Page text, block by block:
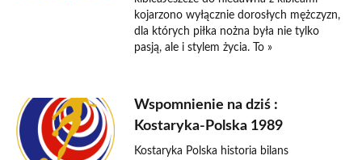
kojarzono wyłącznie dorosłych mężczyzn,
dla których piłka nożna była nie tylko
pasją, ale i stylem życia. To »
Wspomnienie na dziś :
Kostaryka-Polska 1989
Kostaryka Polska historia bilans